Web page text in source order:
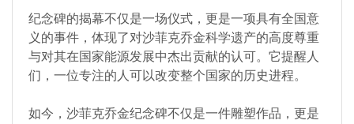
纪念碑的揭幕不仅是一场仪式，更是一项具有全国意
义的事件，体现了对沙菲克乔金科学遗产的高度尊重
与对其在国家能源发展中杰出贡献的认可。它提醒人
们，一位专注的人可以改变整个国家的历史进程。
如今，沙菲克乔金纪念碑不仅是一件雕塑作品，更是